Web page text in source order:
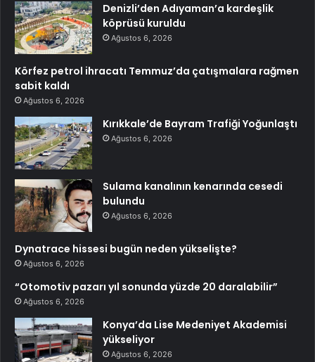
Denizli’den Adıyaman’a kardeşlik
köprüsü kuruldu
Ağustos 6, 2026
Körfez petrol ihracatı Temmuz’da çatışmalara rağmen
sabit kaldı
Ağustos 6, 2026
Kırıkkale’de Bayram Trafiği Yoğunlaştı
Ağustos 6, 2026
Sulama kanalının kenarında cesedi
bulundu
Ağustos 6, 2026
Dynatrace hissesi bugün neden yükselişte?
Ağustos 6, 2026
“Otomotiv pazarı yıl sonunda yüzde 20 daralabilir”
Ağustos 6, 2026
Konya’da Lise Medeniyet Akademisi
yükseliyor
Ağustos 6, 2026